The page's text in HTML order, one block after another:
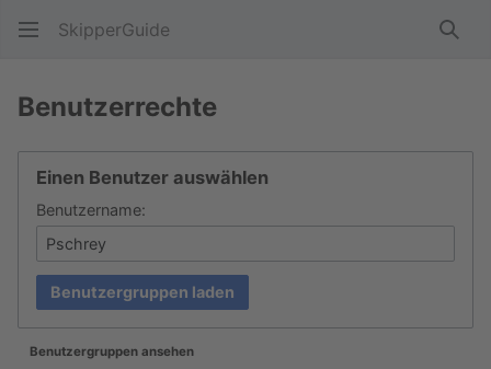
SkipperGuide
Benutzerrechte
Einen Benutzer auswählen
Benutzername:
Benutzergruppen laden
Benutzergruppen ansehen